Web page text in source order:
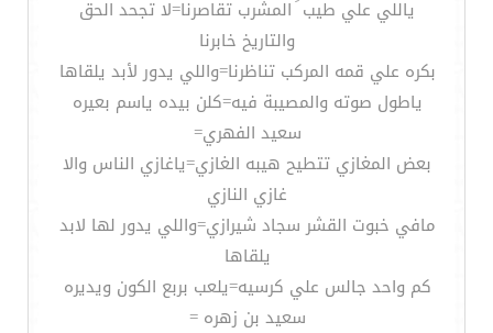
ياللي علي طيب ً المشرب تقاصرنا=لا تجحد الحق
والتاريخ خابرنا
بكره علي قمه المركب تناظرنا=واللي يدور لأبد يلقاها
ياطول صوته والمصيبة فيه=كلن بيده ياسم بعيره
سعيد الفهري=
بعض المغازي تتطيح هيبه الغازي=ياغازي الناس والا
غازي النازي
مافي خبوت القشر سجاد شيرازي=واللي يدور لها لابد
يلقاها
كم واحد جالس علي كرسيه=يلعب بربع الكون ويديره
سعيد بن زهره =